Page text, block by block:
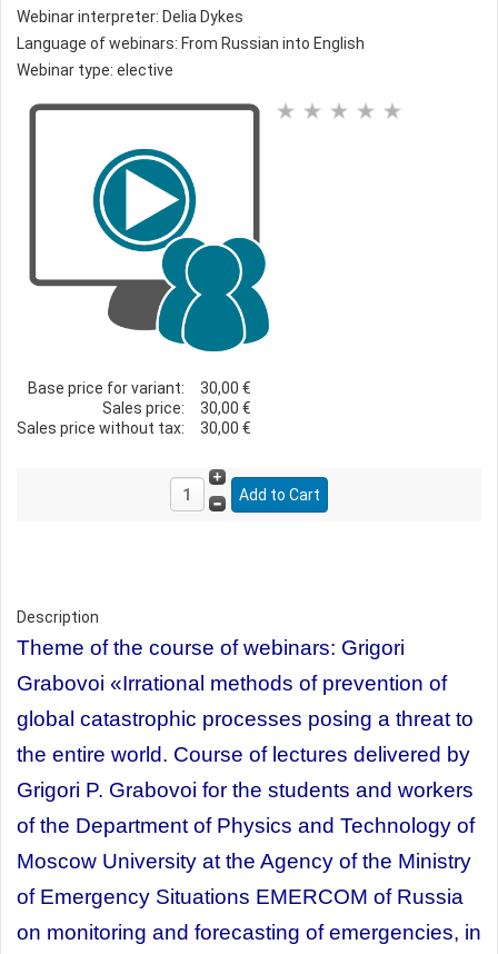
Webinar interpreter: Delia Dykes
Language of webinars: From Russian into English
Webinar type: elective
Base price for variant:
30,00 €
Sales price:
30,00 €
Sales price without tax:
30,00 €
Description
Theme of the course of webinars: Grigori
Grabovoi «Irrational methods of prevention of
global catastrophic processes posing a threat to
the entire world. Course of lectures delivered by
Grigori P. Grabovoi for the students and workers
of the Department of Physics and Technology of
Moscow University at the Agency of the Ministry
of Emergency Situations EMERCOM of Russia
on monitoring and forecasting of emergencies, in